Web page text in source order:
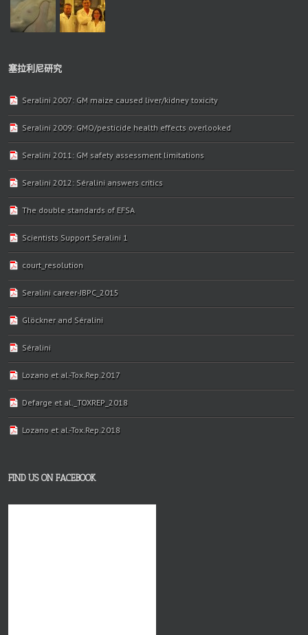
塞拉利尼研究
Seralini 2007: GM maize caused liver/kidney toxicity
Seralini 2009: GMO/pesticide health effects overlooked
Seralini 2011: GM safety assessment limitations
Seralini 2012: Séralini answers critics
The double standards of EFSA
Scientists Support Seralini 1
court_resolution
Seralini career-JBPC_2015
Glöckner and Séralini
Séralini
Lozano et al.-Tox.Rep.2017
Defarge et al._TOXREP_2018
Lozano et al.-Tox.Rep.2018
FIND US ON FACEBOOK